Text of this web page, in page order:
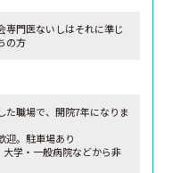
専門医ないしはそれに準じ
の方
た職場で、開院7年になりま
迎。駐車場あり
学・一般病院などから非